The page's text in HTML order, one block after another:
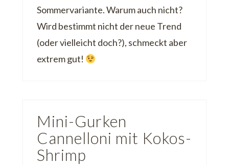
Sommervariante. Warum auch nicht?
Wird bestimmt nicht der neue Trend
(oder vielleicht doch?), schmeckt aber
extrem gut!
Mini-Gurken
Cannelloni mit Kokos-
Shrimp